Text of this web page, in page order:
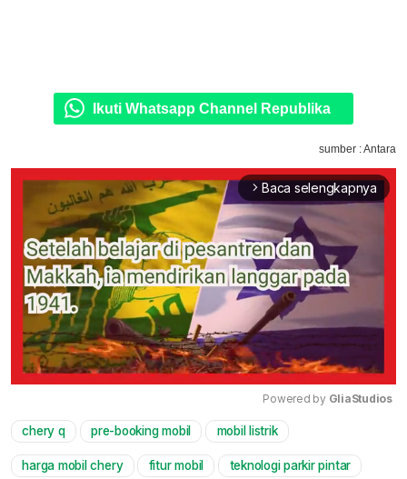
Ikuti Whatsapp Channel Republika
sumber : Antara
arrow_forward_ios Baca selengkapnya
Powered by GliaStudios
chery q pre-booking mobil mobil listrik
harga mobil chery fitur mobil teknologi parkir pintar